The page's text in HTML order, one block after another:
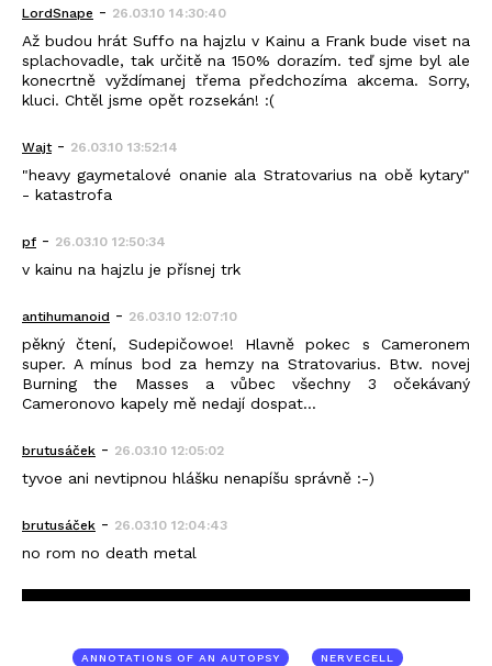
LordSnape - 26.03.10 14:30:40
Až budou hrát Suffo na hajzlu v Kainu a Frank bude viset na
splachovadle, tak určitě na 150% dorazím. teď sjme byl ale
konecrtně vyždímanej třema předchozíma akcema. Sorry,
kluci. Chtěl jsme opět rozsekán! :(
Wajt- 26.03.10 13:52:14
"heavy gaymetalové onanie ala Stratovarius na obě kytary"
- katastrofa
pf - 26.03.10 12:50:34
v kainu na hajzlu je přísnej trk
antihumanoid - 26.03.10 12:07:10
pěkný čtení, Sudepičowoe! Hlavně pokec s Cameronem
super. A mínus bod za hemzy na Stratovarius. Btw. novej
Burning the Masses a vůbec všechny 3 očekávaný
Cameronovo kapely mě nedají dospat...
brutusáček - 26.03.10 12:05:02
tyvoe ani nevtipnou hlášku nenapíšu správně :-)
brutusáček - 26.03.10 12:04:43
no rom no death metal
ANNOTATIONS OF AN AUTOPSY NERVECELL